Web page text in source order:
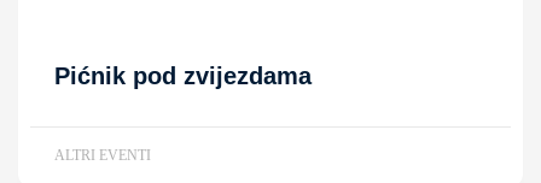
Pićnik pod zvijezdama
ALTRI EVENTI